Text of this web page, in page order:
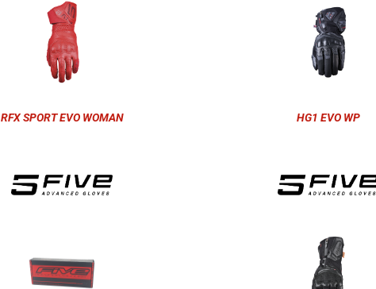
RFX SPORT EVO WOMAN HG1 EVO WP